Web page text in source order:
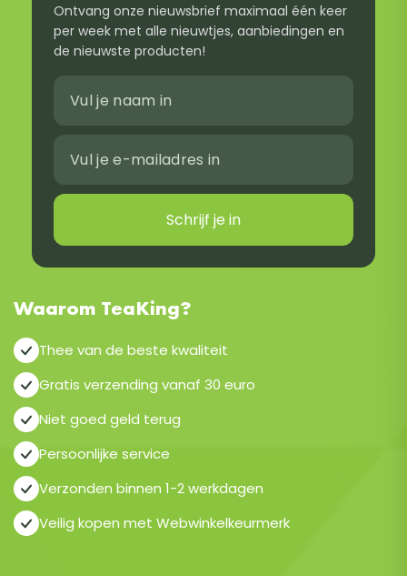
Ontvang onze nieuwsbrief maximaal één keer
per week met alle nieuwtjes, aanbiedingen en
de nieuwste producten!
Schrijf je in
Waarom TeaKing?
Thee van de beste kwaliteit
Gratis verzending vanaf 30 euro
Niet goed geld terug
Persoonlijke service
Verzonden binnen 1-2 werkdagen
Veilig kopen met Webwinkelkeurmerk